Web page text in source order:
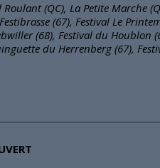
(QC), La Petite Marche
(67), Festival Le
(68), Festival du Houblon
du Herrenberg (67),